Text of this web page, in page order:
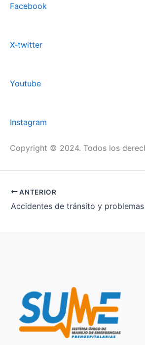
Facebook
X-twitter
Youtube
Instagram
Copyright © 2024. Todos los
ANTERIOR